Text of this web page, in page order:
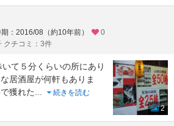
：2016/08（約10年前）
0
クチコミ：3件
て５分くらいの所にあり
居酒屋が何軒もありま
獲れた...
続きを読む
2